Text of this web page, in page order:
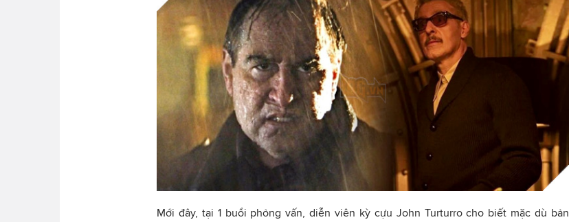
Mới đây, tại 1 buổi phỏng vấn, diễn viên kỳ cựu John Turturro cho biết mặc dù bản